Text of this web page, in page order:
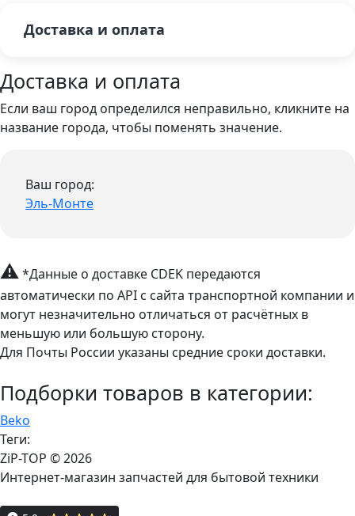
Доставка и оплата
Доставка и оплата
Если ваш город определился неправильно, кликните на
название города, чтобы поменять значение.
Ваш город:
Эль-Монте
⚠*Данные о доставке CDEK передаются
автоматически по API с сайта транспортной компании и
могут незначительно отличаться от расчётных в
меньшую или большую сторону.
Для Почты России указаны средние сроки доставки.
Подборки товаров в категории:
Beko
Теги:
ZiP-TOP © 2026
Интернет-магазин запчастей для бытовой техники